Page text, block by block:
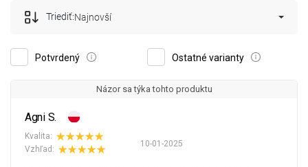
Potvrdený Ostatné varianty
Triediť:Najnovší
Názor sa týka tohto produktu
Agni S.
10-01-2025
Kvalita:
Vzhľad: